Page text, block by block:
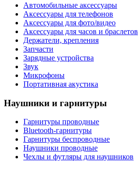
Автомобильные аксессуары
Аксессуары для телефонов
Аксессуары для фото/видео
Аксессуары для часов и браслетов
Держатели, крепления
Запчасти
Зарядные устройства
Звук
Микрофоны
Портативная акустика
Наушники и гарнитуры
Гарнитуры проводные
Bluetooth-гарнитуры
Гарнитуры беспроводные
Наушники проводные
Чехлы и футляры для наушников